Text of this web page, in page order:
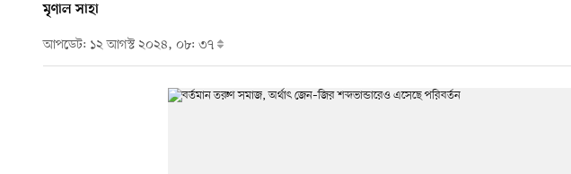
মৃণাল সাহা
আপডেট: ১২ আগস্ট ২০২৪, ০৮: ৩৭